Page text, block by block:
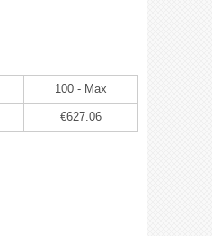
100 - Max
€627.06